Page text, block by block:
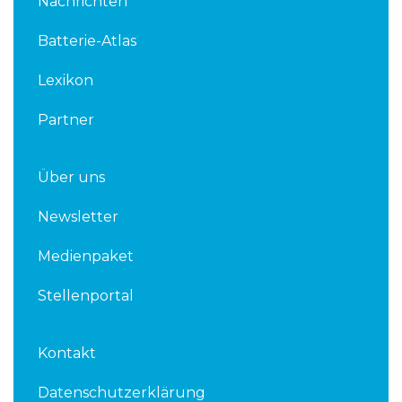
Batterie-Atlas
Lexikon
Partner
Über uns
Newsletter
Medienpaket
Stellenportal
Kontakt
Datenschutzerklärung